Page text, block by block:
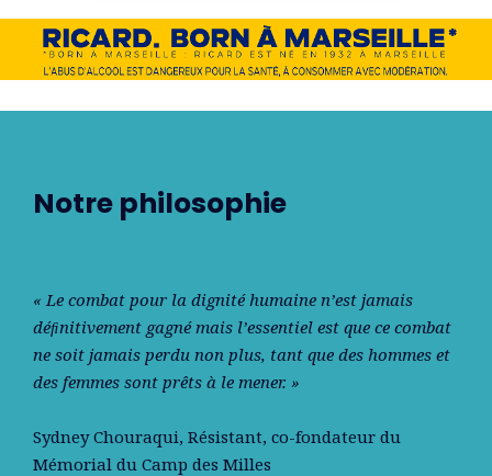
Notre philosophie
« Le combat pour la dignité humaine n’est jamais
déﬁnitivement gagné mais l’essentiel est que ce combat
ne soit jamais perdu non plus, tant que des hommes et
des femmes sont prêts à le mener. »
Sydney Chouraqui, Résistant, co-fondateur du
Mémorial du Camp des Milles